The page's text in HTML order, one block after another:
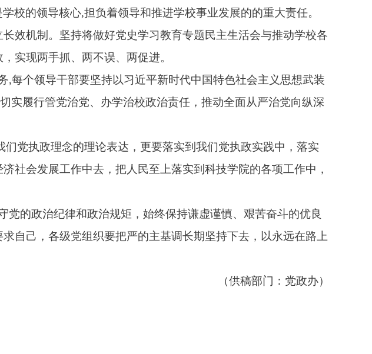
学校的领导核心,担负着领导和推进学校事业发展的的重大责任。
效机制。坚持将做好党史学习教育专题民主生活会与推动学校各
实现两手抓、两不误、两促进。
,每个领导干部要坚持以习近平新时代中国特色社会主义思想武装
实履行管党治党、办学治校政治责任，推动全面从严治党向纵深
们党执政理念的理论表达，更要落实到我们党执政实践中，落实
社会发展工作中去，把人民至上落实到科技学院的各项工作中，
党的政治纪律和政治规矩，始终保持谦虚谨慎、艰苦奋斗的优良
自己，各级党组织要把严的主基调长期坚持下去，以永远在路上
（供稿部门：党政办）